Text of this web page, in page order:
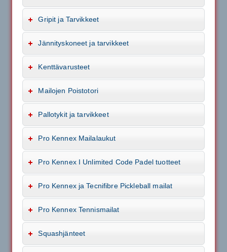
Gripit ja Tarvikkeet
Jännityskoneet ja tarvikkeet
Kenttävarusteet
Mailojen Poistotori
Pallotykit ja tarvikkeet
Pro Kennex Mailalaukut
Pro Kennex I Unlimited Code Padel tuotteet
Pro Kennex ja Tecnifibre Pickleball mailat
Pro Kennex Tennismailat
Squashjänteet